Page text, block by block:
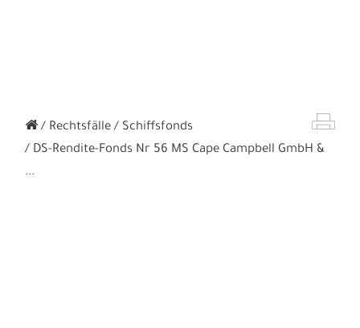
Rechtsfälle
Schiffsfonds
DS-Rendite-Fonds Nr 56 MS Cape Campbell GmbH &
...